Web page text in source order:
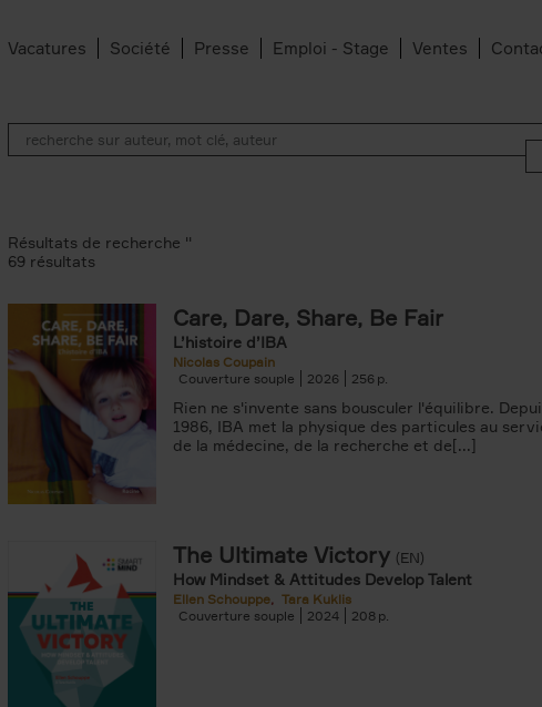
Vacatures Société Presse Emploi - Stage Ventes
filter
filter
Belleghem filter
filter
prochainement filter
als POD filter
filter
Résultats de recherche ''
69 résultats
Care, Dare, Share, Be Fair
L’histoire d’IBA
Nicolas Coupain
Couverture souple
2026 256
Rien ne s'invente sans bousculer l'équilibre.
1986, IBA met la physique des particules au
de la médecine, de la recherche et de[...]
The Ultimate Victory (EN)
How Mindset & Attitudes Develop Talent
Ellen Schouppe
Tara Kuklis
Couverture souple
2024 208